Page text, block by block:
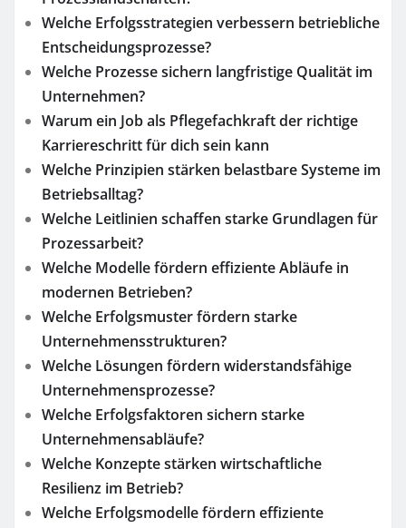
Welche Erfolgsstrategien verbessern betriebliche
Entscheidungsprozesse?
Welche Prozesse sichern langfristige Qualität im
Unternehmen?
Warum ein Job als Pflegefachkraft der richtige
Karriereschritt für dich sein kann
Welche Prinzipien stärken belastbare Systeme im
Betriebsalltag?
Welche Leitlinien schaffen starke Grundlagen für
Prozessarbeit?
Welche Modelle fördern effiziente Abläufe in
modernen Betrieben?
Welche Erfolgsmuster fördern starke
Unternehmensstrukturen?
Welche Lösungen fördern widerstandsfähige
Unternehmensprozesse?
Welche Erfolgsfaktoren sichern starke
Unternehmensabläufe?
Welche Konzepte stärken wirtschaftliche
Resilienz im Betrieb?
Welche Erfolgsmodelle fördern effiziente